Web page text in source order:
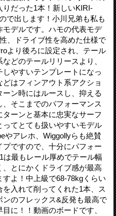
だった1本！新しいKIRI-
で出します！小川兄弟も私も
デルです。ハモの代表モデ
、ドライブ性を高めた仕様で
より後ろに設定され、テール
どのテールリリースより、
やすいテンプレートになっ
はフィンアウト系アクショ
ン時にはルースし、抑える
そこまでのパフォーマンス
ーンと基本に忠実なサーフ
ってとても扱いやすいモデル
やアレホ、Wiggollyらも絶賛
ですので、十分にパフォー
は最もレール厚めでテール幅
とにかくドライブ感が最高
よ！中上級で68-78kgくらい
入れて削ってくれた1本、ス
ンのフレックス&反発も最高で
に！！動画のボードです、